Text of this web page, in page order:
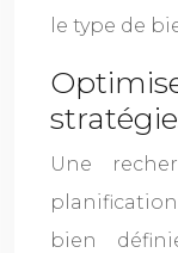
le type de
Une
bien